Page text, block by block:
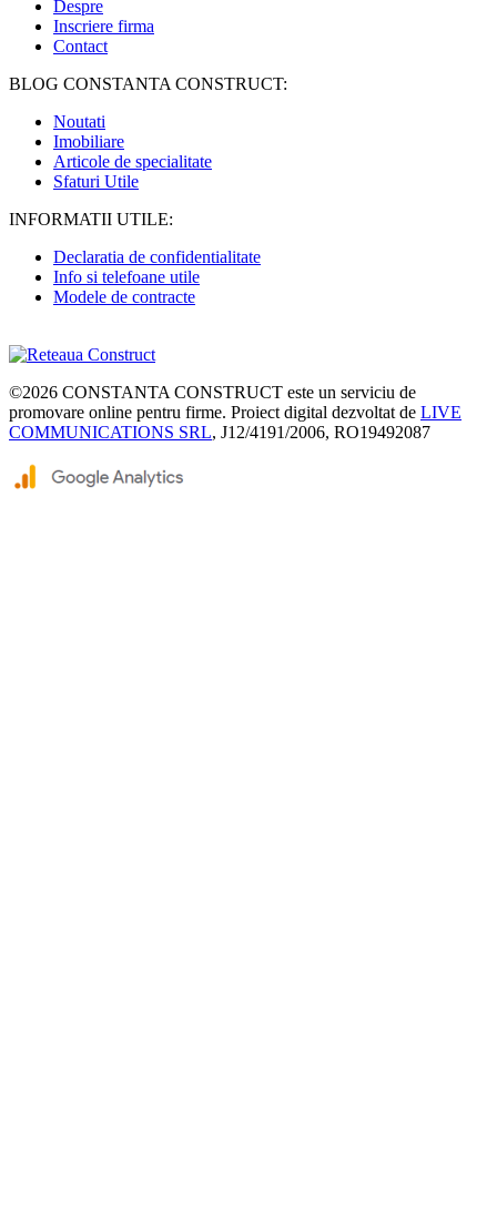
Despre
Inscriere firma
Contact
BLOG CONSTANTA CONSTRUCT:
Noutati
Imobiliare
Articole de specialitate
Sfaturi Utile
INFORMATII UTILE:
Declaratia de confidentialitate
Info si telefoane utile
Modele de contracte
©2026 CONSTANTA CONSTRUCT este un serviciu de
promovare online pentru firme. Proiect digital dezvoltat de LIVE
COMMUNICATIONS SRL, J12/4191/2006, RO19492087